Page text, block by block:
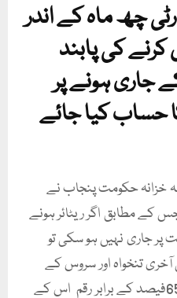
چھ ماہ کے اندر
کی پابند
جاری ہونے پر
حساب کیا جائے
خزانہ حکومت پنجاب نے
کے مطابق اگر ریٹائر ہونے
پر جاری نہیں ہو سکی تو
آخری تنخواہ اور سروس کے
سالوں کا حساب دکھتے ہوئے 65فیصد کے برابر رقم اس کے